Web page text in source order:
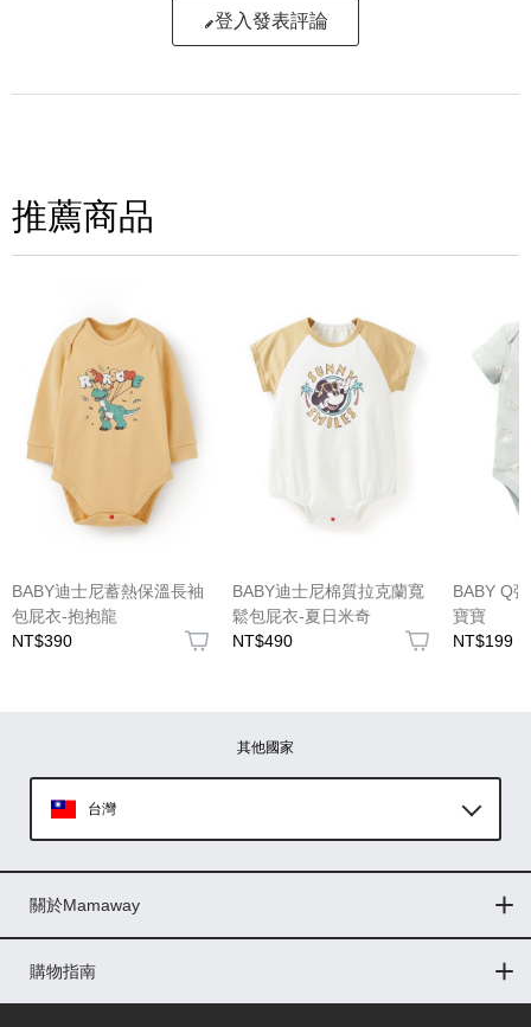
登入發表評論
(圖片格式限jpg、jpeg)
推薦商品
BABY迪士尼蓄熱保溫長袖
包屁衣-抱抱龍
NT$390
BABY迪士尼棉質拉克蘭寬
鬆包屁衣-夏日米奇
NT$490
BABY Q
寶寶
NT$199
其他國家
台灣
印尼
菲律賓
馬來西亞
關於Mamaway
門市據點
最新消息
品牌故事
人力招募
媒體花絮
隱私權聲明
CSR企業社會責任
購物指南
購物常見問題
退換貨問題
儲值金使用條款
購買儲值金
發票問題
會員權益
線上留言
吸乳器-免費體驗